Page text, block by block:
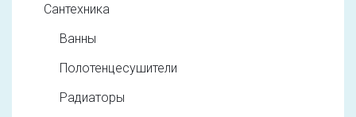
Сантехника
Ванны
Полотенцесушители
Радиаторы